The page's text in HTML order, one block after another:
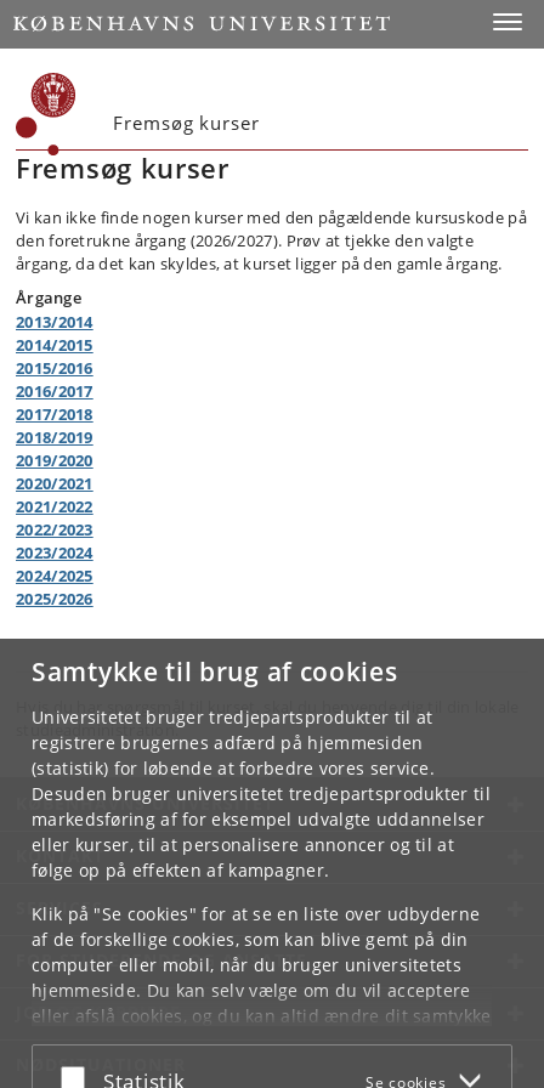
Samtykke til brug af cookies
Universitetet bruger tredjepartsprodukter til at
registrere brugernes adfærd på hjemmesiden
(statistik) for løbende at forbedre vores service.
Desuden bruger universitetet tredjepartsprodukter til
markedsføring af for eksempel udvalgte uddannelser
eller kurser, til at personalisere annoncer og til at
følge op på effekten af kampagner.
Klik på "Se cookies" for at se en liste over udbyderne
af de forskellige cookies, som kan blive gemt på din
computer eller mobil, når du bruger universitetets
hjemmeside. Du kan selv vælge om du vil acceptere
eller afslå cookies, og du kan altid ændre dit samtykke
underCookie- og privatlivspolitiksom du finder i
bunden af hver side.
Acceptér eller afslå
Statistik Se cookies
Fremsøg kurser
Fremsøg kurser
Vi kan ikke finde nogen kurser med den pågældende kursuskode på
den foretrukne årgang (2026/2027). Prøv at tjekke den valgte
årgang, da det kan skyldes, at kurset ligger på den gamle årgang.
Årgange
2013/2014
2014/2015
2015/2016
2016/2017
2017/2018
2018/2019
2019/2020
2020/2021
2021/2022
2022/2023
2023/2024
2024/2025
2025/2026
Hvis du har spørgsmål til kurset, skal du henvende dig til din lokale
studieadministration.
KØBENHAVNS UNIVERSITET
KONTAKT
SERVICES
FOR STUDERENDE OG ANSATTE
JOB OG KARRIERE
NØDSITUATIONER